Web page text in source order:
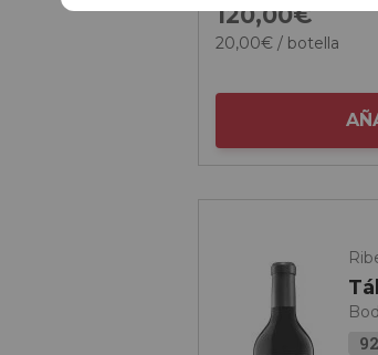
120,00€
20,00€ / botella
92